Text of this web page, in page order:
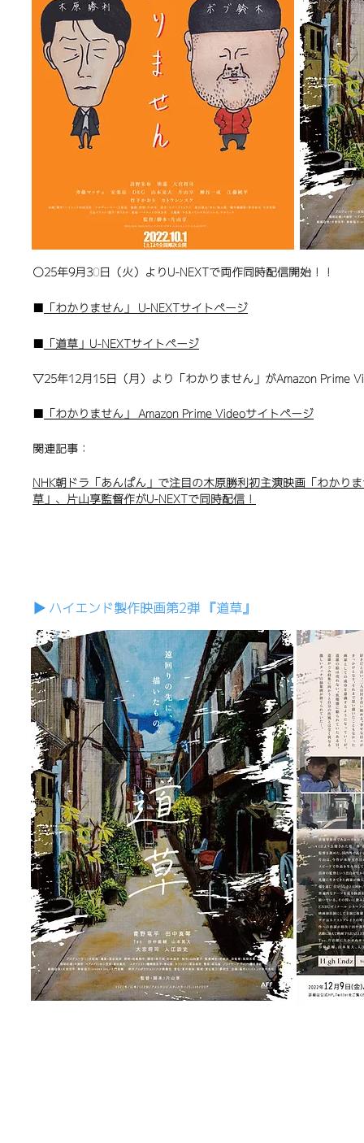
​〇25年9月30日（火）よりU-NEXTで両作同時配信開始！！
■ 「わかりません」 U-NEXTサイトページ
■ 「道草」U-NEXTサイトページ
▽25年12月15日（月）より「わかりません」がAmazon Prime
■ 「わかりません」 Amazon Prime Videoサイトページ
関連記事：
NHK朝ドラ「あんぱん」で注目の木原勝利初主演映画「わかり
草」、片山享監督作がU-NEXTで同時配信！
▶︎ ハイエンド製作映画第2弾 『道草』